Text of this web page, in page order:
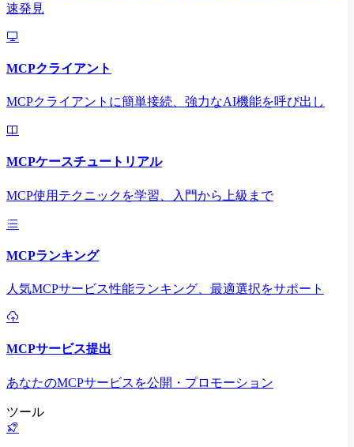
速発見
MCPクライアント
MCPクライアントに簡単接続、強力なAI機能を呼び出し
MCPケースチュートリアル
MCP使用テクニックを学習、入門から上級まで
MCPランキング
人気MCPサービス性能ランキング、最適選択をサポート
MCPサービス提出
あなたのMCPサービスを公開・プロモーション
ツール